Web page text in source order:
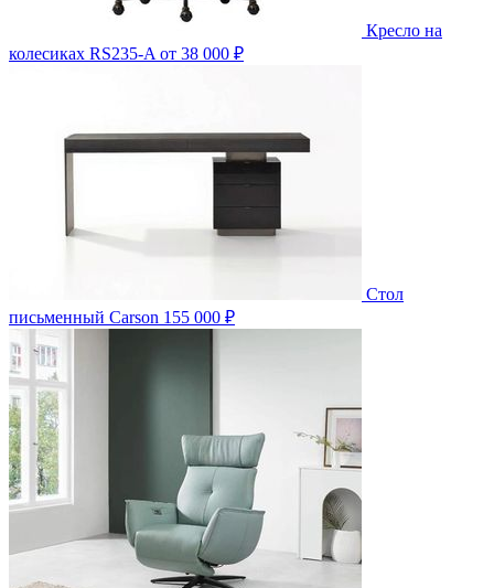
Кресло на
колесиках RS235-A от 38 000 ₽
Стол
письменный Carson 155 000 ₽